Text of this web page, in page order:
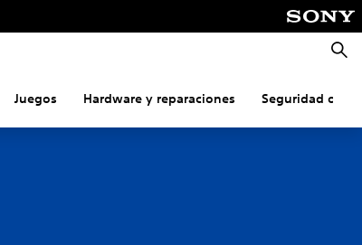
Juegos Hardware y reparaciones Seguridad